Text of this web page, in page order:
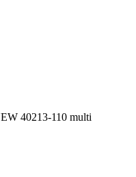
40213-110 multi